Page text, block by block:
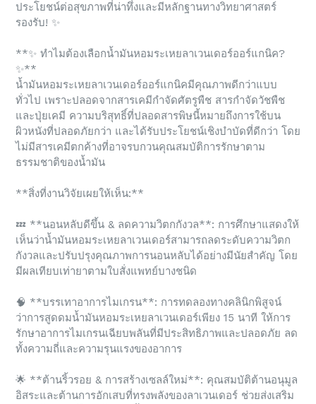
ประโยชน์ต่อสุขภาพที่น่าทึ่งและมีหลักฐานทางวิทยาศาสตร์
รองรับ! ✨
**✨ ทำไมต้องเลือกน้ำมันหอมระเหยลาเวนเดอร์ออร์แกนิค?
✨**
น้ำมันหอมระเหยลาเวนเดอร์ออร์แกนิคมีคุณภาพดีกว่าแบบ
ทั่วไป เพราะปลอดจากสารเคมีกำจัดศัตรูพืช สารกำจัดวัชพืช
และปุ่ยเคมี ความบริสุทธิ์ที่ปลอดสารพิษนี้หมายถึงการใช้บน
ผิวหนังที่ปลอดภัยกว่า และได้รับประโยชน์เชิงบำบัดที่ดีกว่า โดย
ไม่มีสารเคมีตกค้างที่อาจรบกวนคุณสมบัติการรักษาตาม
ธรรมชาติของน้ำมัน
**สิ่งที่งานวิจัยเผยให้เห็น:**
💤 **นอนหลับดีขึ้น & ลดความวิตกกังวล**: การศึกษาแสดงให้
เห็นว่าน้ำมันหอมระเหยลาเวนเดอร์สามารถลดระดับความวิตก
กังวลและปรับปรุงคุณภาพการนอนหลับได้อย่างมีนัยสำคัญ โดย
มีผลเทียบเท่ายาตามใบสั่งแพทย์บางชนิด
🧠 **บรรเทาอาการไมเกรน**: การทดลองทางคลินิกพิสูจน์
ว่าการสูดดมน้ำมันหอมระเหยลาเวนเดอร์เพียง 15 นาที ให้การ
รักษาอาการไมเกรนเฉียบพลันที่มีประสิทธิภาพและปลอดภัย ลด
ทั้งความถี่และความรุนแรงของอาการ
🌟 **ต้านริ้วรอย & การสร้างเซลล์ใหม่**: คุณสมบัติต้านอนุมูล
อิสระและต้านการอักเสบที่ทรงพลังของลาเวนเดอร์ ช่วยส่งเสริม